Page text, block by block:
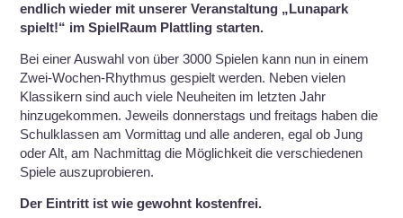
endlich wieder mit unserer Veranstaltung „Lunapark
spielt!“ im SpielRaum Plattling starten.
Bei einer Auswahl von über 3000 Spielen kann nun in einem
Zwei-Wochen-Rhythmus gespielt werden. Neben vielen
Klassikern sind auch viele Neuheiten im letzten Jahr
hinzugekommen. Jeweils donnerstags und freitags haben die
Schulklassen am Vormittag und alle anderen, egal ob Jung
oder Alt, am Nachmittag die Möglichkeit die verschiedenen
Spiele auszuprobieren.
Der Eintritt ist wie gewohnt kostenfrei.